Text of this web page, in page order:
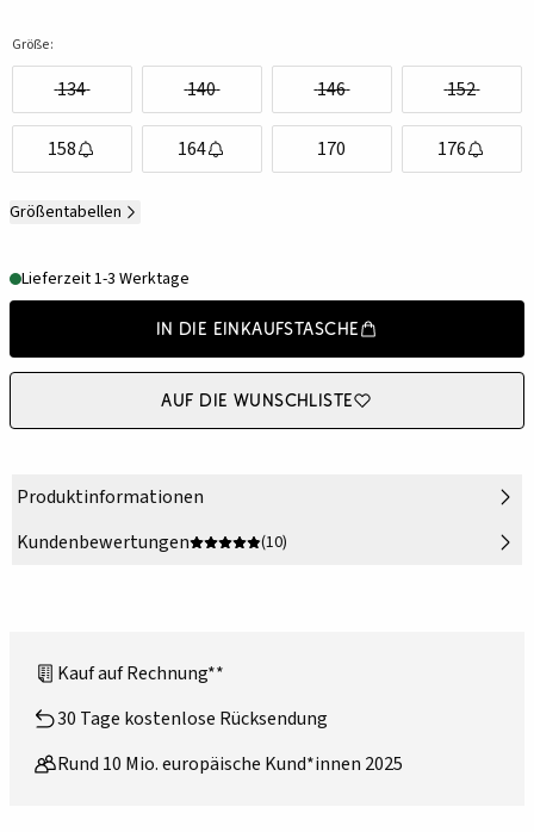
Größe:
134 140 146 152
158 164 170 176
Größentabellen
Lieferzeit 1-3 Werktage
In die Einkaufstasche
Auf die Wunschliste
Produktinformationen
Kundenbewertungen
(10)
Kauf auf Rechnung**
30 Tage kostenlose Rücksendung
Rund 10 Mio. europäische Kund*innen 2025